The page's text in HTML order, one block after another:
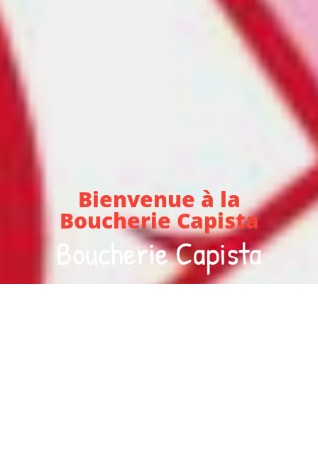
Bienvenue à la
Boucherie Capista
Boucherie Capista
Aujourd’hui, nous sommes ouverts jusqu’à 18:00